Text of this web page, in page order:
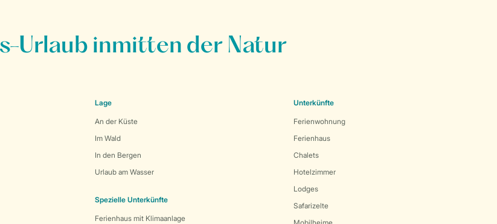
Urlaub inmitten der Natur
Lage
An der Küste
Im Wald
In den Bergen
Urlaub am Wasser
Spezielle Unterkünfte
Ferienhaus mit Klimaanlage
Unterkünfte
Ferienwohnung
Ferienhaus
Chalets
Hotelzimmer
Lodges
Safarizelte